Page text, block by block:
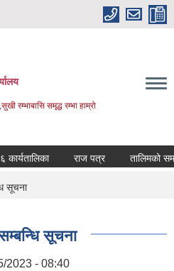
रम्भाबासि समृद्ध रम्भा हाम्रो
राज पत्र तालिमको समय
सूचना
सूचना
2023 - 08:40